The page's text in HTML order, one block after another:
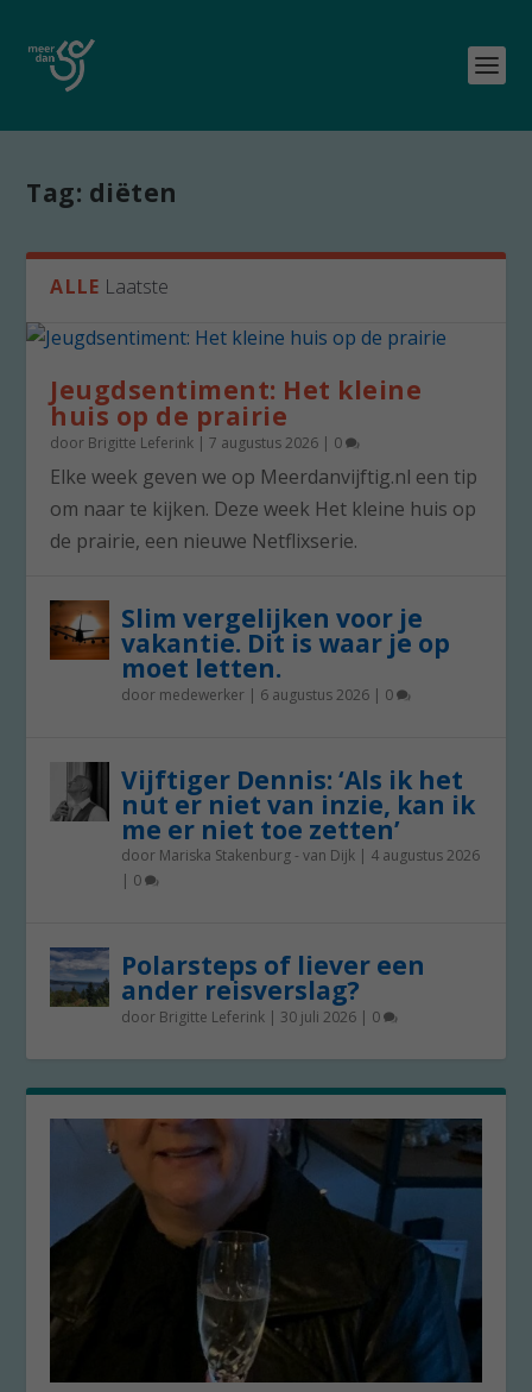
Tag: diëten
ALLE Laatste
Jeugdsentiment: Het kleine
huis op de prairie
door Brigitte Leferink |7 augustus 2026 | 0
Elke week geven we op Meerdanvijftig.nl een tip
om naar te kijken. Deze week Het kleine huis op
de prairie, een nieuwe Netflixserie.
Slim vergelijken voor je
vakantie. Dit is waar je op
moet letten.
door medewerker | 6 augustus 2026 | 0
Vijftiger Dennis: ‘Als ik het
nut er niet van inzie, kan ik
me er niet toe zetten’
door Mariska Stakenburg - van Dijk | 4 augustus 2026
| 0
Polarsteps of liever een
ander reisverslag?
door Brigitte Leferink | 30 juli 2026 | 0